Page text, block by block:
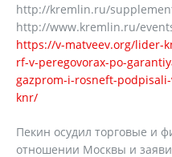
http://kremlin.ru/
http://www.kremlin.ru/
https://v-matveev.org/lider-
rf-v-peregovorax-po-
gazprom-i-rosneft-
knr/
Пекин осудил торговые и
отношении Москвы и